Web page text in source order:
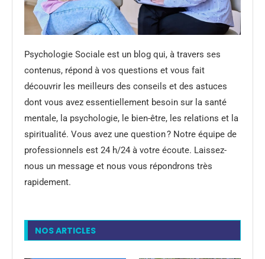
Psychologie Sociale est un blog qui, à travers ses
contenus, répond à vos questions et vous fait
découvrir les meilleurs des conseils et des astuces
dont vous avez essentiellement besoin sur la santé
mentale, la psychologie, le bien-être, les relations et la
spiritualité. Vous avez une question ? Notre équipe de
professionnels est 24 h/24 à votre écoute. Laissez-
nous un message et nous vous répondrons très
rapidement.
NOS ARTICLES